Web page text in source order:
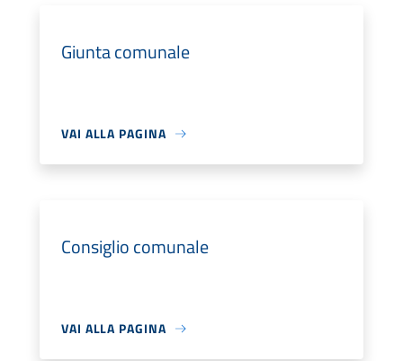
Giunta comunale
VAI ALLA PAGINA
Consiglio comunale
VAI ALLA PAGINA